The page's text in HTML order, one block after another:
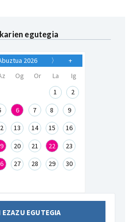
egutegia
2026 〉
+
Og Or La
Ig
1
2
6 7 8 9
13 14 15 16
20 21 22 23
27 28 29 30
EGUTEGIA